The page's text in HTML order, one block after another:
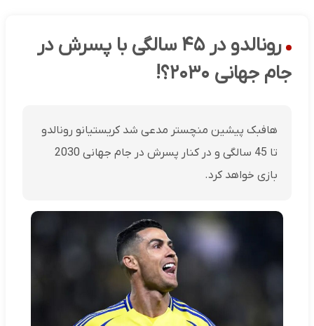
رونالدو در ۴۵ سالگی با پسرش در
جام جهانی ۲۰۳۰؟!
هافبک پیشین منچستر مدعی شد کریستیانو رونالدو
تا 45 سالگی و در کنار پسرش در جام جهانی 2030
بازی خواهد کرد.